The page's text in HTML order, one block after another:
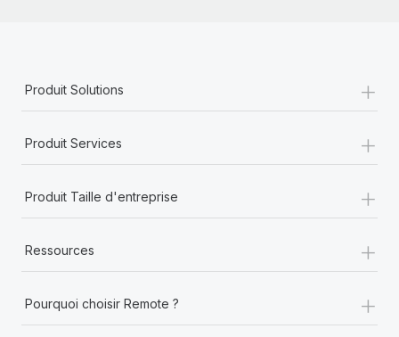
Produit Solutions +
Produit Services +
Produit Taille d'entreprise +
Ressources +
Pourquoi choisir Remote ? +